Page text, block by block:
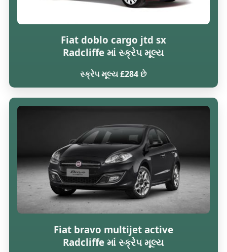
Fiat doblo cargo jtd sx
Radcliffe માં સ્ક્રેપ મૂલ્ય
સ્ક્રેપ મૂલ્ય £284 છે
Fiat bravo multijet active
Radcliffe માં સ્ક્રેપ મૂલ્ય